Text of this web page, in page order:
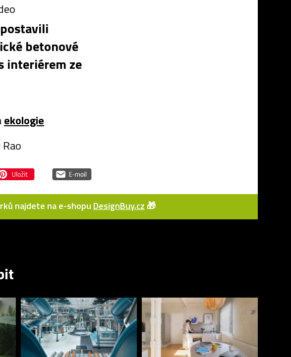
betonové
interiérem ze
ekologie
najdete na e-shopu DesignBuy.cz 🎁